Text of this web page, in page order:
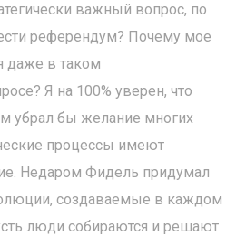
важный вопрос, по
референдум? Почему мое
даже в таком
Я на 100% уверен, что
убрал бы желание многих
процессы имеют
Недаром Фидель придумал
создаваемые в каждом
люди собираются и решают